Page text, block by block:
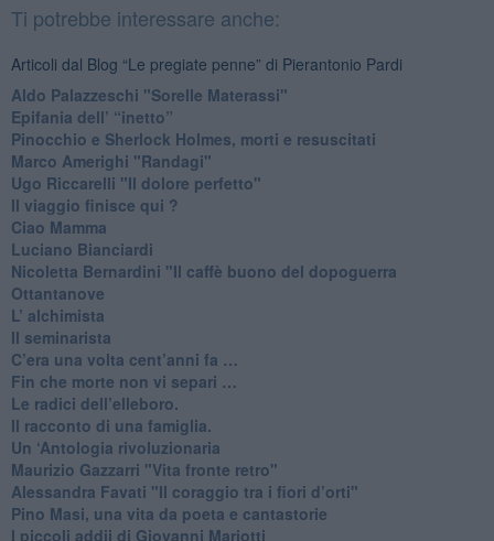
Ti potrebbe interessare anche:
Articoli dal Blog “Le pregiate penne” di Pierantonio Pardi
​Aldo Palazzeschi "Sorelle Materassi"
​Epifania dell’ “inetto”
Pinocchio e Sherlock Holmes, morti e resuscitati
​Marco Amerighi "Randagi"
Ugo Riccarelli "Il dolore perfetto"
​Il viaggio finisce qui ?
​Ciao Mamma
​Luciano Bianciardi
​Nicoletta Bernardini "Il caffè buono del dopoguerra
​Ottantanove
​L’ alchimista
Il seminarista
​C’era una volta cent’anni fa …
​Fin che morte non vi separi …
​Le radici dell’elleboro.
​Il racconto di una famiglia.
Un ‘Antologia rivoluzionaria
​Maurizio Gazzarri "Vita fronte retro"
​Alessandra Favati "Il coraggio tra i fiori d’orti"
​Pino Masi, una vita da poeta e cantastorie
​I piccoli addii di Giovanni Mariotti